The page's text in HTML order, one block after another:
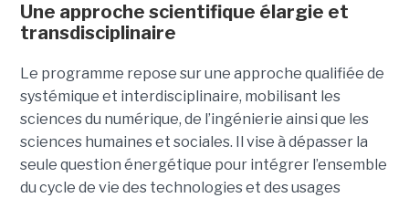
Une approche scientifique élargie et
transdisciplinaire
Le programme repose sur une approche qualifiée de
systémique et interdisciplinaire, mobilisant les
sciences du numérique, de l’ingénierie ainsi que les
sciences humaines et sociales. Il vise à dépasser la
seule question énergétique pour intégrer l’ensemble
du cycle de vie des technologies et des usages